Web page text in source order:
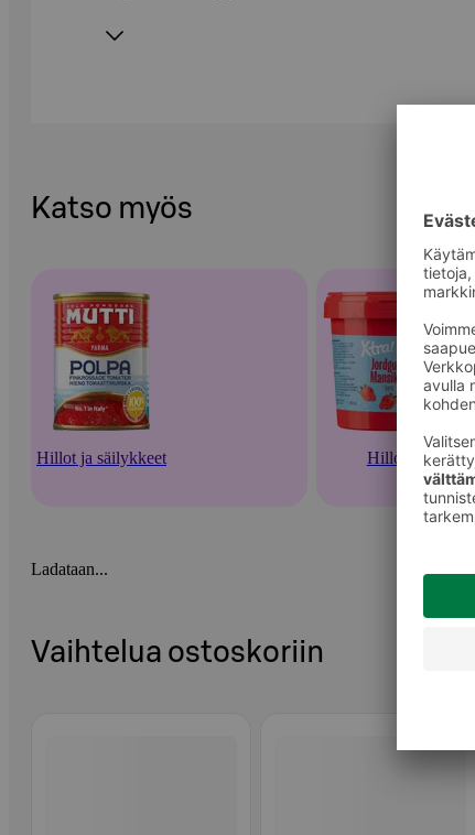
Katso myös
Hillot ja säilykkeet Hillot
Ladataan...
Vaihtelua ostoskoriin